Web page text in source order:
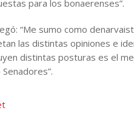
para los bonaerenses”.
“Me sumo como
las distintas opiniones e
distintas posturas es el